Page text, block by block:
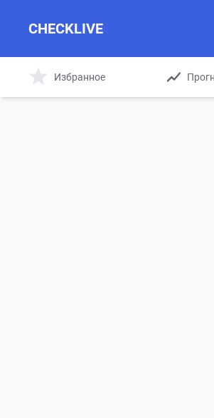
CHECKLIVE
Избранное